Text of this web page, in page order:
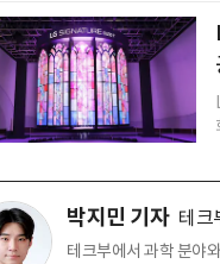
박지민 기자 테크
테크부에서 과학 분야